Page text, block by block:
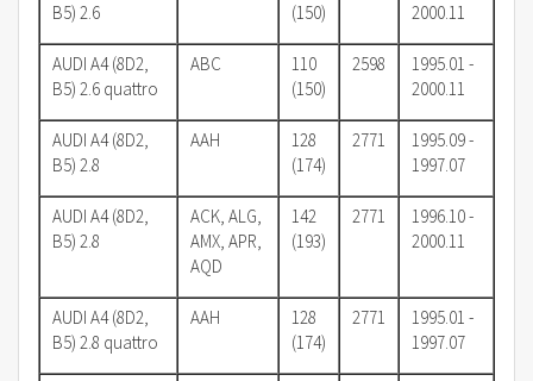
B5) 2.6
(150)
2000.11
AUDI A4 (8D2,
B5) 2.6 quattro
ABC
110
(150)
2598
1995.01 -
2000.11
AUDI A4 (8D2,
B5) 2.8
AAH
128
(174)
2771
1995.09 -
1997.07
AUDI A4 (8D2,
B5) 2.8
ACK, ALG,
AMX, APR,
AQD
142
(193)
2771
1996.10 -
2000.11
AUDI A4 (8D2,
B5) 2.8 quattro
AAH
128
(174)
2771
1995.01 -
1997.07